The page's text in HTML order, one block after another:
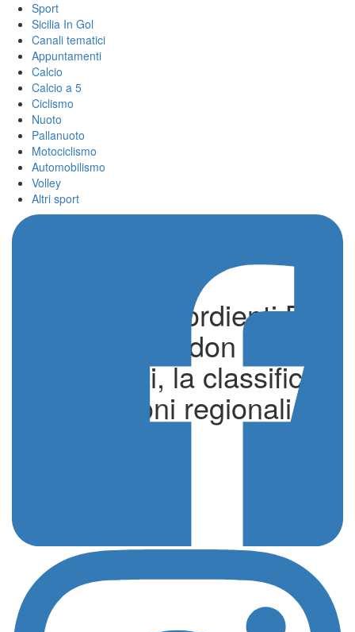
Sport
Sicilia In Gol
Canali tematici
Appuntamenti
Calcio
Calcio a 5
Ciclismo
Nuoto
Pallanuoto
Motociclismo
Automobilismo
Volley
Altri sport
Regionali Esordienti B.
Trionfo Poseidon oltre
1000 punti, la classifica
e i campioni regionali